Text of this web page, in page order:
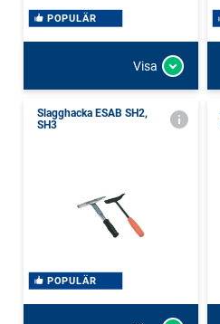
POPULÄR
Visa
Slagghacka ESAB SH2,
SH3
POPULÄR